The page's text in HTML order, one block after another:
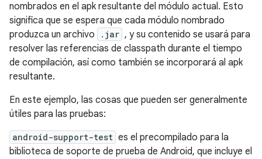
nombrados en el apk resultante del módulo actual. Esto
significa que se espera que cada módulo nombrado
produzca un archivo
.jar , y su contenido se usará para
resolver las referencias de classpath durante el tiempo
de compilación, así como también se incorporará al apk
resultante.
En este ejemplo, las cosas que pueden ser generalmente
útiles para las pruebas:
android-support-test es el precompilado para la
biblioteca de soporte de prueba de Android, que incluye el